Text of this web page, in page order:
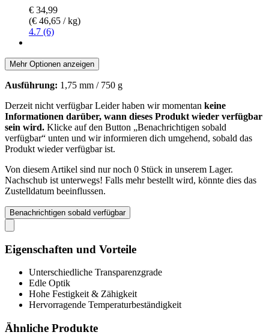
€ 34,99
(€ 46,65 / kg)
4.7 (6)
Mehr Optionen anzeigen
Ausführung: 1,75 mm / 750 g
Derzeit nicht verfügbarLeider haben wir momentan keine
Informationen darüber, wann dieses Produkt wieder verfügbar
sein wird. Klicke auf den Button „Benachrichtigen sobald
verfügbar“ unten und wir informieren dich umgehend, sobald das
Produkt wieder verfügbar ist.
Von diesem Artikel sind nur noch 0 Stück in unserem Lager.
Nachschub ist unterwegs! Falls mehr bestellt wird, könnte dies das
Zustelldatum beeinflussen.
Benachrichtigen sobald verfügbar
Eigenschaften und Vorteile
Unterschiedliche Transparenzgrade
Edle Optik
Hohe Festigkeit & Zähigkeit
Hervorragende Temperaturbeständigkeit
Ähnliche Produkte